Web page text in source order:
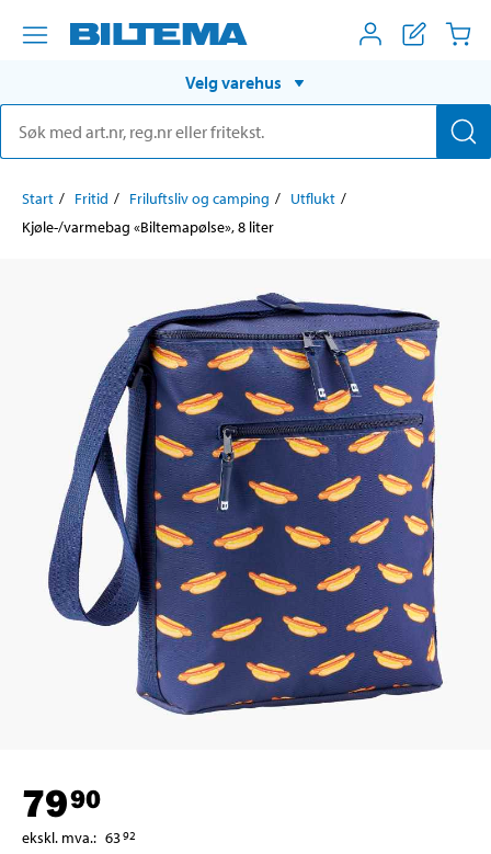
Velg varehus
Start Fritid Friluftsliv og camping
Utflukt
Kjøle-/varmebag «Biltemapølse», 8 liter
7990
ekskl. mva.: 6392